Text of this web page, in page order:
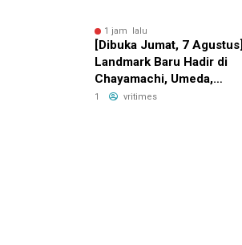
1 jam lalu
[Dibuka Jumat, 7 Agustus]
Landmark Baru Hadir di
Chayamachi, Umeda,
Osaka! “Alpen OSAKA”,
1 vritimes